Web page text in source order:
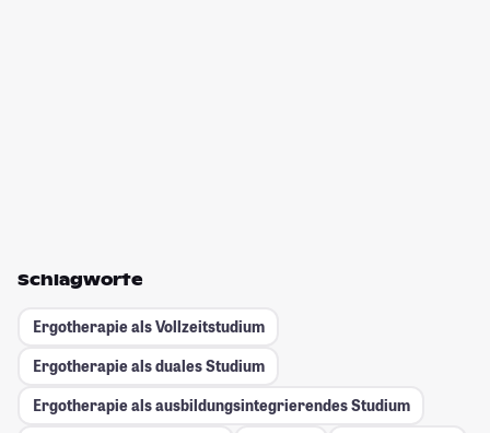
Schlagworte
Ergotherapie als Vollzeitstudium
Ergotherapie als duales Studium
Ergotherapie als ausbildungsintegrierendes Studium